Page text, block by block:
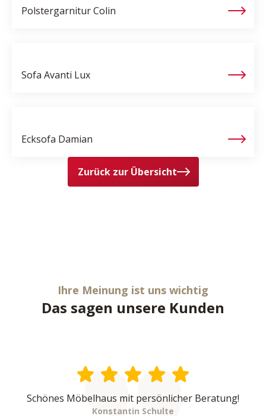
PolstergarniturColin
Sofa Avanti Lux
Ecksofa Damian
Zurück zur Übersicht
Ihre Meinung ist uns wichtig
Das sagen unsere Kunden
Schönes Möbelhaus mit persönlicher Beratung!
Konstantin Schulte